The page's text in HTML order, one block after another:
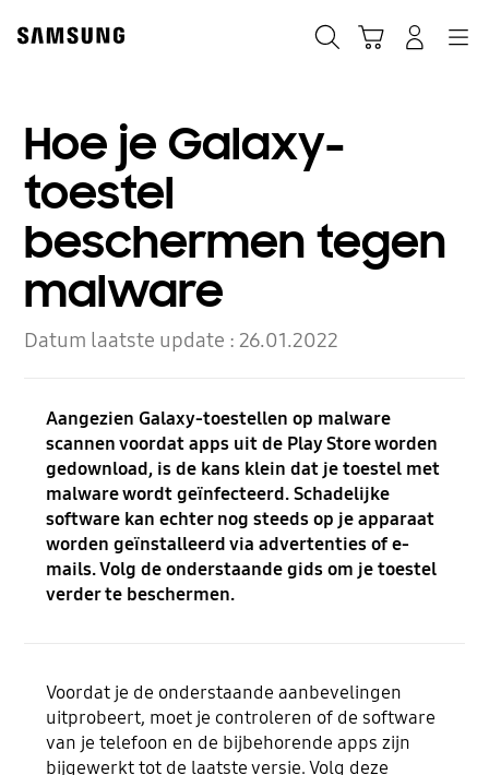
content
Hoe je Galaxy-
toestel
beschermen tegen
malware
Datum laatste update :26.01.2022
Aangezien Galaxy-toestellen op malware
scannen voordat apps uit de Play Store worden
gedownload, is de kans klein dat je toestel met
malware wordt geïnfecteerd. Schadelijke
software kan echter nog steeds op je apparaat
worden geïnstalleerd via advertenties of e-
mails. Volg de onderstaande gids om je toestel
verder te beschermen.
Voordat je de onderstaande aanbevelingen
uitprobeert, moet je controleren of de software
van je telefoon en de bijbehorende apps zijn
bijgewerkt tot de laatste versie. Volg deze